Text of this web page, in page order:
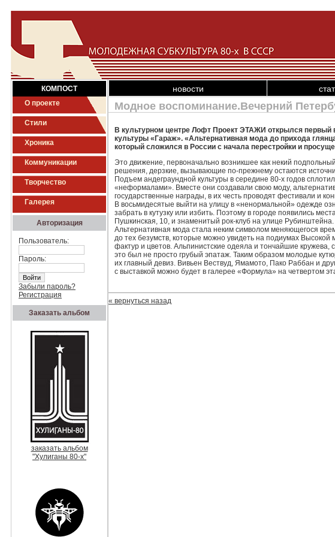
КОМПОСТ
О проекте
Стили
Хроника
Коммуникации
Творчество
Галерея
Авторизация
Пользователь:
Пароль:
Забыли пароль?
Регистрация
Заказать альбом
заказать альбом
"Хулиганы 80-х"
новости
Модное воспоминание.Вечерний
В культурном центре Лофт Проект ЭТАЖИ открылся
культуры «Гараж». «Альтернативная мода до прихода
который сложился в России с начала перестройки и
Это движение, первоначально возникшее как некий
решения, дерзкие, вызывающие по-прежнему остаются
Подъем андеграундной культуры в середине 80‑х годов
«неформалами». Вместе они создавали свою моду,
государственные награды, в их честь проводят фестивали и
В восьмидесятые выйти на улицу в «ненормальной» одежде
забрать в кутузку или избить. Поэтому в городе появились
Пушкинская, 10, и знаменитый рок-клуб на улице Рубинштейна.
Альтернативная мода стала неким символом меняющегося
до тех безумств, которые можно увидеть на подиумах
фактур и цветов. Альпинистские одеяла и тончайшие
это был не просто грубый эпатаж. Таким образом молодые
их главный девиз. Вивьен Вествуд, Ямамото, Пако Раббан и
с выставкой можно будет в галерее «Формула» на четвертом
« вернуться назад